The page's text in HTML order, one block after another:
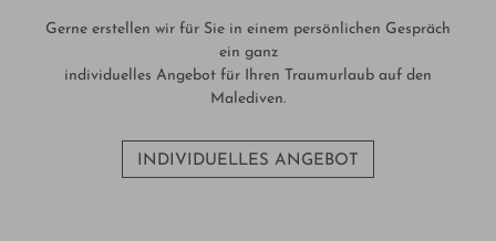
Gerne erstellen wir für Sie in einem persönlichen Gespräch
ein ganz
individuelles Angebot für Ihren Traumurlaub auf den
Malediven.
INDIVIDUELLES ANGEBOT